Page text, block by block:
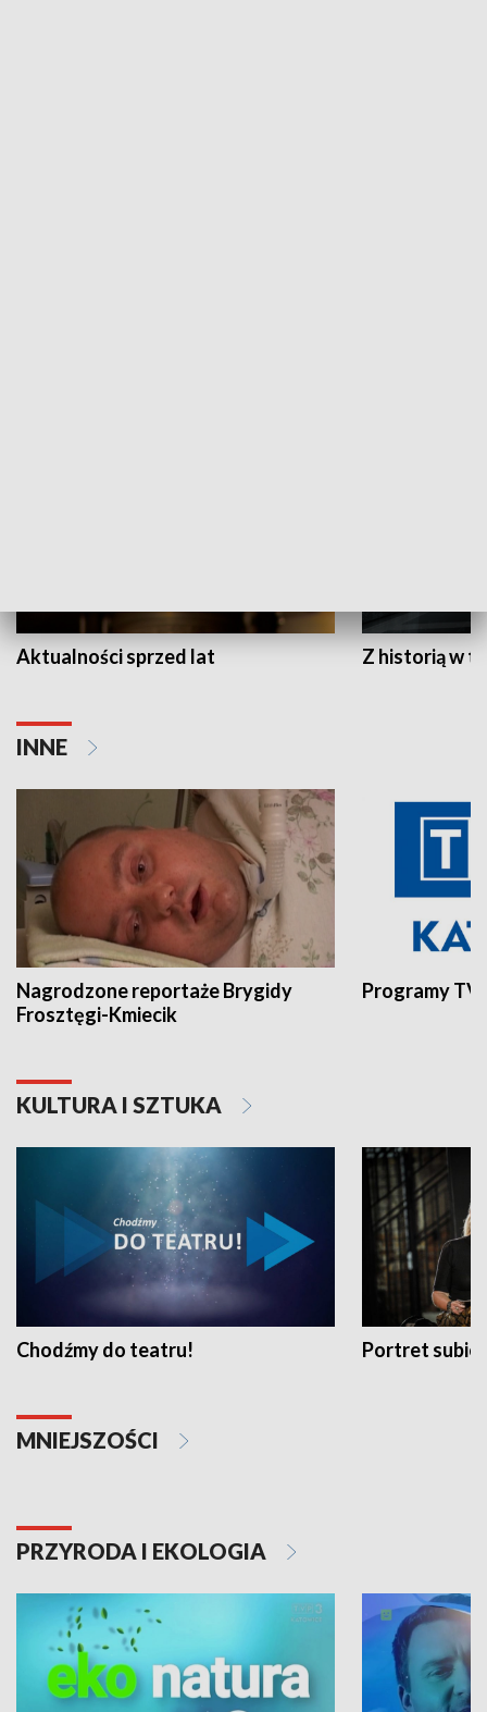
Aktualności sprzed lat Z historią w
INNE
Nagrodzone reportaże Brygidy
Frosztęgi-Kmiecik
Programy
KULTURA I SZTUKA
Chodźmy do teatru! Portret
MNIEJSZOŚCI
PRZYRODA I EKOLOGIA